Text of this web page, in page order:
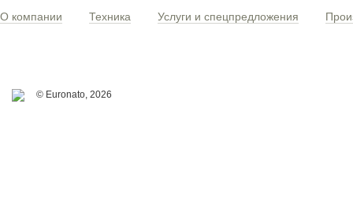
О компании Техника Услуги и спецпредложения
© Euronato, 2026